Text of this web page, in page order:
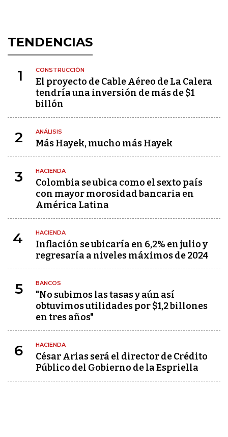
TENDENCIAS
1 CONSTRUCCIÓN
El proyecto de Cable Aéreo de La Calera
tendría una inversión de más de $1
billón
2 ANÁLISIS
Más Hayek, mucho más Hayek
3 HACIENDA
Colombia se ubica como el sexto país
con mayor morosidad bancaria en
América Latina
4 HACIENDA
Inflación se ubicaría en 6,2% en julio y
regresaría a niveles máximos de 2024
5 BANCOS
"No subimos las tasas y aún así
obtuvimos utilidades por $1,2 billones
en tres años"
6 HACIENDA
César Arias será el director de Crédito
Público del Gobierno de la Espriella